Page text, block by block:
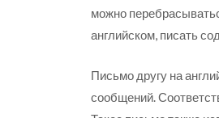
можно
английском, писать
Письмо другу на
сообщений.